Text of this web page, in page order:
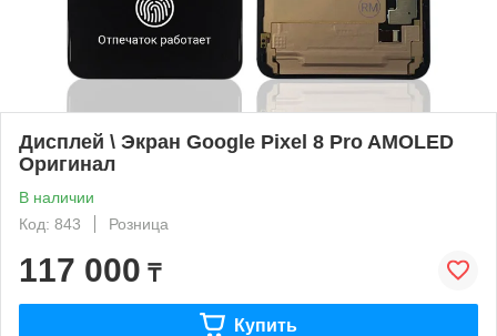
Дисплей \ Экран Google Pixel 8 Pro AMOLED
Оригинал
В наличии
Код: 843
Розница
117 000 ₸
Купить